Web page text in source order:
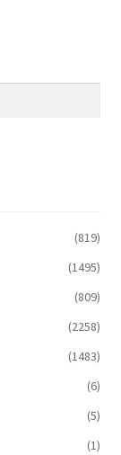
(819)
(1495)
(809)
(2258)
(1483)
(6)
(5)
(1)